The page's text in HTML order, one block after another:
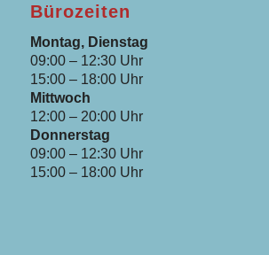
Bürozeiten
Montag, Dienstag
09:00 – 12:30 Uhr
15:00 – 18:00 Uhr
Mittwoch
12:00 – 20:00 Uhr
Donnerstag
09:00 – 12:30 Uhr
15:00 – 18:00 Uhr